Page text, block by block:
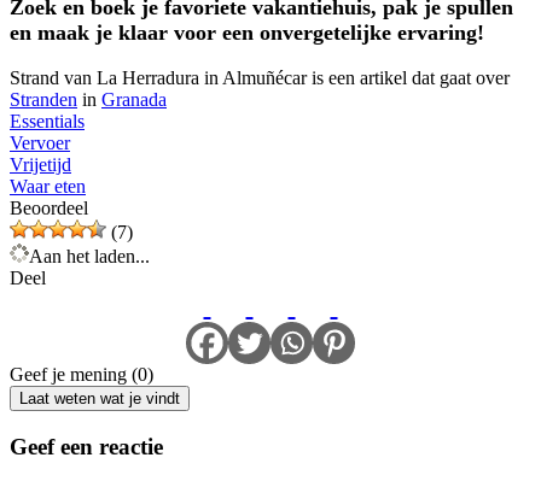
Zoek en boek je favoriete vakantiehuis, pak je spullen
en maak je klaar voor een onvergetelijke ervaring!
Strand van La Herradura in Almuñécar is een artikel dat gaat over
Stranden in Granada
Essentials
Vervoer
Vrijetijd
Waar eten
Beoordeel
(7)
Aan het laden...
Deel
Geef je mening (0)
Laat weten wat je vindt
Geef een reactie